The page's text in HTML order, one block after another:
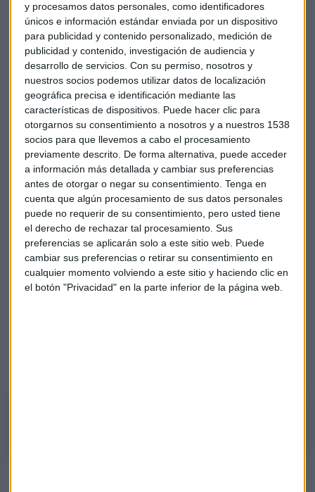
y procesamos datos personales, como identificadores
únicos e información estándar enviada por un dispositivo
para publicidad y contenido personalizado, medición de
publicidad y contenido, investigación de audiencia y
desarrollo de servicios. Con su permiso, nosotros y
nuestros socios podemos utilizar datos de localización
geográfica precisa e identificación mediante las
características de dispositivos. Puede hacer clic para
otorgarnos su consentimiento a nosotros y a nuestros 1538
socios para que llevemos a cabo el procesamiento
previamente descrito. De forma alternativa, puede acceder
a información más detallada y cambiar sus preferencias
antes de otorgar o negar su consentimiento. Tenga en
cuenta que algún procesamiento de sus datos personales
puede no requerir de su consentimiento, pero usted tiene
el derecho de rechazar tal procesamiento. Sus
preferencias se aplicarán solo a este sitio web. Puede
cambiar sus preferencias o retirar su consentimiento en
cualquier momento volviendo a este sitio y haciendo clic en
el botón "Privacidad" en la parte inferior de la página web.
El fantasma de Villarejo no consigue asustar a BBVA en
bolsa: este es el motivo
El picoteo de Roberto Moro en los mercados
¿Qué pasa con el sector de las
telecomunicaciones?
Por otro lado, el sector de las telecomunicaciones no está
en un buen momento. Según el experto, se encuentran en
"zonas de soportes brutales". Una de ellas es Telefónica,
que no presenta señales de recuperación. "Telefónica no
sabe a que carta jugar", comenta.
Microsoft, la favorita de Roberto Moro
El mercado americano sigue mostrando niveles de película
y en Wall Street, Roberto Moro tiene su favorito. Se trata de